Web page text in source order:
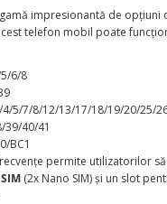
impresionantă de
telefon mobil poate
6/8
4/5/7/8/12/13/17/18/19/20/25/
39/40/41
BC1
permite utilizatorilor
(2x Nano SIM) și un slot